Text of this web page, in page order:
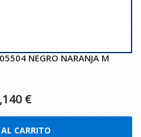
NEGRO NARANJA M
€
CARRITO